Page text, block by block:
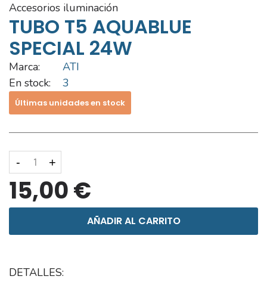
accesorios iluminación
TUBO T5 AQUABLUE
SPECIAL 24W
Marca:
ATI
En stock:
3
Últimas unidades en stock
- +
15,00 €
AÑADIR AL CARRITO
DETALLES: